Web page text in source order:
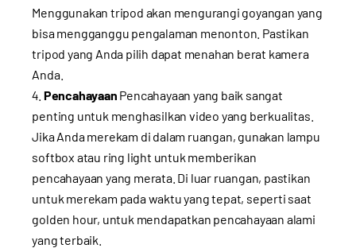
Menggunakan tripod akan mengurangi goyangan yang
bisa mengganggu pengalaman menonton. Pastikan
tripod yang Anda pilih dapat menahan berat kamera
Anda.
Pencahayaan Pencahayaan yang baik sangat
penting untuk menghasilkan video yang berkualitas.
Jika Anda merekam di dalam ruangan, gunakan lampu
softbox atau ring light untuk memberikan
pencahayaan yang merata. Di luar ruangan, pastikan
untuk merekam pada waktu yang tepat, seperti saat
golden hour, untuk mendapatkan pencahayaan alami
yang terbaik.